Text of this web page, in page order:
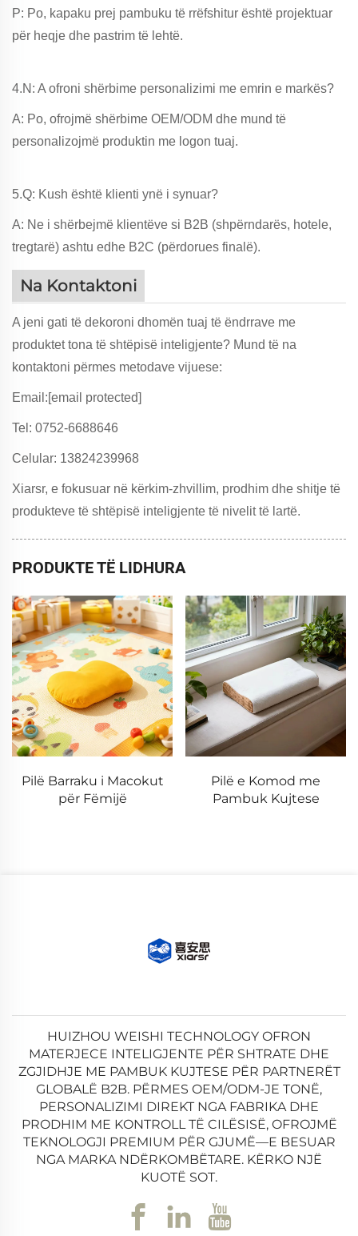
P: Po, kapaku prej pambuku të rrëfshitur është projektuar
për heqje dhe pastrim të lehtë.
4.N: A ofroni shërbime personalizimi me emrin e markës?
A: Po, ofrojmë shërbime OEM/ODM dhe mund të
personalizojmë produktin me logon tuaj.
5.Q: Kush është klienti ynë i synuar?
A: Ne i shërbejmë klientëve si B2B (shpërndarës, hotele,
tregtarë) ashtu edhe B2C (përdorues finalë).
Na Kontaktoni
A jeni gati të dekoroni dhomën tuaj të ëndrrave me
produktet tona të shtëpisë inteligjente? Mund të na
kontaktoni përmes metodave vijuese:
Email:[email protected]
Tel: 0752-6688646
Celular: 13824239968
Xiarsr, e fokusuar në kërkim-zhvillim, prodhim dhe shitje të
produkteve të shtëpisë inteligjente të nivelit të lartë.
PRODUKTE TË LIDHURA
Pilë Barraku i Macokut
për Fëmijë
Pilë e Komod me
Pambuk Kujtese
HUIZHOU WEISHI TECHNOLOGY OFRON
MATERJECE INTELIGJENTE PËR SHTRATE DHE
ZGJIDHJE ME PAMBUK KUJTESE PËR PARTNERËT
GLOBALË B2B. PËRMES OEM/ODM-JE TONË,
PERSONALIZIMI DIREKT NGA FABRIKA DHE
PRODHIM ME KONTROLL TË CILËSISË, OFROJMË
TEKNOLOGJI PREMIUM PËR GJUMË—E BESUAR
NGA MARKA NDËRKOMBËTARE. KËRKO NJË
KUOTË SOT.